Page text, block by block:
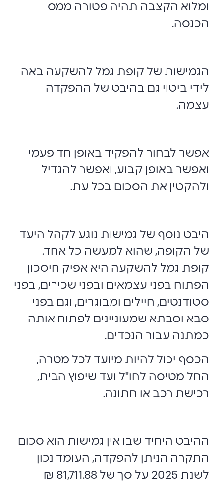
ומלוא הקצבה תהיה פטורה ממס
הכנסה.
הגמישות של קופת גמל להשקעה באה
לידי ביטוי גם בהיבט של ההפקדה
עצמה.
אפשר לבחור להפקיד באופן חד פעמי
ואפשר באופן קבוע, ואפשר להגדיל
ולהקטין את הסכום בכל עת.
היבט נוסף של גמישות נוגע לקהל היעד
של הקופה, שהוא למעשה כל אחד.
קופת גמל להשקעה היא אפיק חיסכון
הפתוח בפני עצמאים ובפני שכירים, בפני
סטודנטים, חיילים ומבוגרים, וגם בפני
סבא וסבתא שמעוניינים לפתוח אותה
כמתנה עבור הנכדים.
הכסף יכול להיות מיועד לכל מטרה,
החל מטיסה לחו"ל ועד שיפוץ הבית,
רכישת רכב או חתונה.
ההיבט היחיד שבו אין גמישות הוא סכום
התקרה הניתן להפקדה, העומד נכון
לשנת 2025 על סך של 81,711.88 ₪